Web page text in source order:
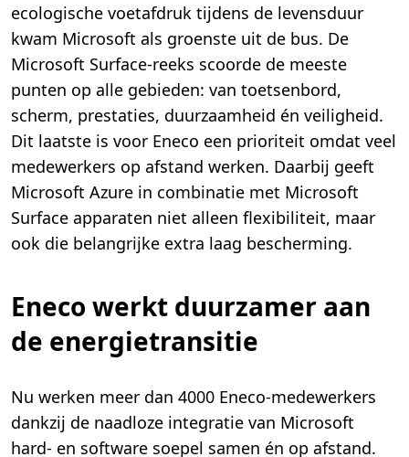
ecologische voetafdruk tijdens de levensduur
kwam Microsoft als groenste uit de bus. De
Microsoft Surface-reeks scoorde de meeste
punten op alle gebieden: van toetsenbord,
scherm, prestaties, duurzaamheid én veiligheid.
Dit laatste is voor Eneco een prioriteit omdat veel
medewerkers op afstand werken. Daarbij geeft
Microsoft Azure in combinatie met Microsoft
Surface apparaten niet alleen flexibiliteit, maar
ook die belangrijke extra laag bescherming.
Eneco werkt duurzamer aan
de energietransitie
Nu werken meer dan 4000 Eneco-medewerkers
dankzij de naadloze integratie van Microsoft
hard- en software soepel samen én op afstand.